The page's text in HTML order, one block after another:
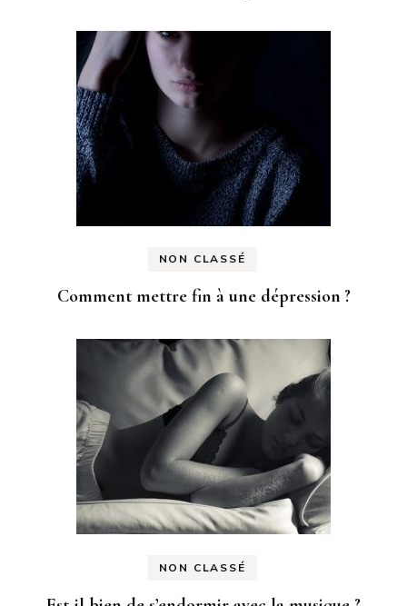
NON CLASSÉ
Comment mettre fin à une dépression ?
NON CLASSÉ